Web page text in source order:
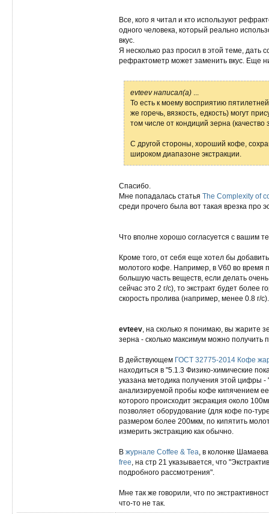
Все, кого я читал и кто используют
одного человека, который реально
вкус.
Я несколько раз просил в этой теме, дать
рефрактометр может заменить вкус. Еще
evteev написал(а)
То есть к моему восприятию
же горечь, вязкость, едкость) могут
том числе от кондиций зерна
С другой стороны, хороший кофе,
широком диапазоне экстракции.
Спасибо.
Мне попадалась статья The Complexity of
среди прочего была вот такая врезка про
Что вполне хорошо согласуется с вашим
Кроме того, от себя еще хотел бы
молотого кофе. Например, в V60 во время
большую часть веществ, если делать
сейчас это 2 г/с), то экстракт будет
скорость пролива (например, менее 0.8 г/с).
evteev , на сколько я понимаю, вы жарите
зерна - сколько максимум можно получить
В действующем ГОСТ 32775-2014 Кофе
находиться в "5.1.3 Физико-химические
указана методика получения этой цифры
анализируемой пробы кофе кипячением
которого происходит эксракция около
позволяет оборудование (для кофе по-
размером более 200мкм, по кипятить
измерить экстракцию как обычно.
В журнале Coffee & Tea , в колонке
free , на стр 21 указывается, что
подробного рассмотрения".
Мне так же говорили, что по
что-то не так.